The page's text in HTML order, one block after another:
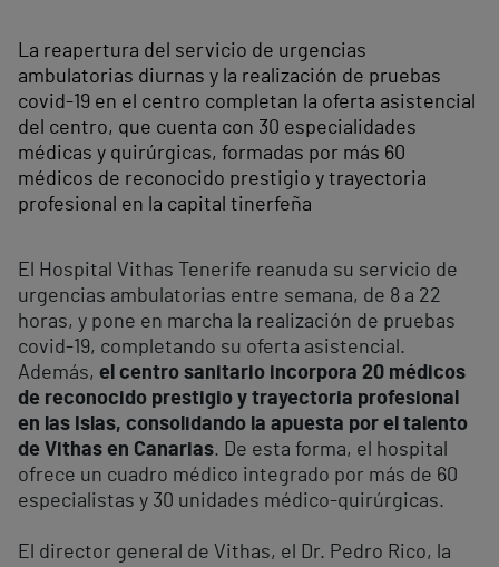
La reapertura del servicio de urgencias
ambulatorias diurnas y la realización de pruebas
covid-19 en el centro completan la oferta asistencial
del centro, que cuenta con 30 especialidades
médicas y quirúrgicas, formadas por más 60
médicos de reconocido prestigio y trayectoria
profesional en la capital tinerfeña
El Hospital Vithas Tenerife reanuda su servicio de
urgencias ambulatorias entre semana, de 8 a 22
horas, y pone en marcha la realización de pruebas
covid-19, completando su oferta asistencial.
Además, el centro sanitario incorpora 20 médicos
de reconocido prestigio y trayectoria profesional
en las Islas, consolidando la apuesta por el talento
de Vithas en Canarias. De esta forma, el hospital
ofrece un cuadro médico integrado por más de 60
especialistas y 30 unidades médico-quirúrgicas.
El director general de Vithas, el Dr. Pedro Rico, la